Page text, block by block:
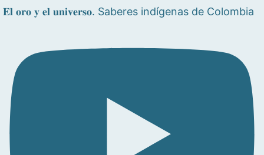
𝐄𝐥 𝐨𝐫𝐨 𝐲 𝐞𝐥 𝐮𝐧𝐢𝐯𝐞𝐫𝐬𝐨. Saberes indígenas de Colombia